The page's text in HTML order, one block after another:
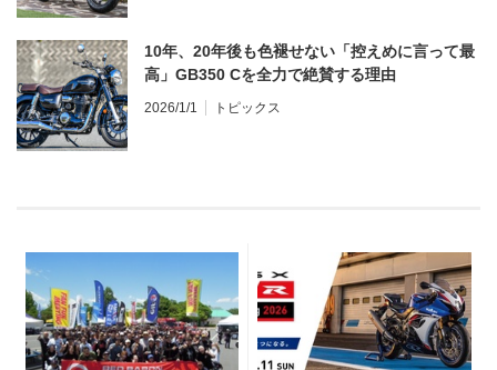
10年、20年後も色褪せない「控えめに言って最
高」GB350 Cを全力で絶賛する理由
2026/1/1 トピックス